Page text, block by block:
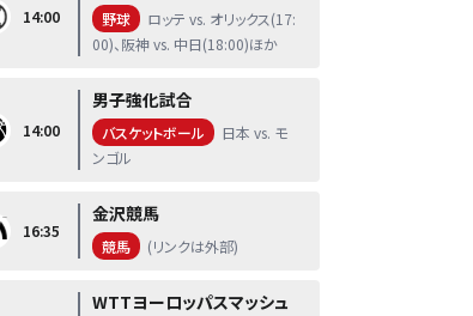
14:00 野球
ロッテ vs. オリックス(17:
00)、阪神 vs. 中日(18:00)ほか
14:00
男子強化試合
バスケットボール
日本 vs. モ
ンゴル
16:35
金沢競馬
競馬 (リンクは外部)
WTTヨーロッパスマッシュ